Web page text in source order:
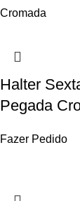
Halter
Pegada
Fazer Pedido